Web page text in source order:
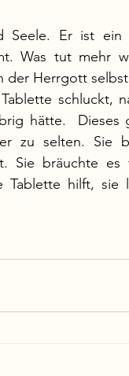
Seele. Er ist ein
Was tut mehr
Herrgott
schluckt,
hätte.
zu selten. Sie
Sie bräuchte
Tablette hilft,